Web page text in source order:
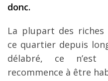
donc.
La plupart des
ce quartier depuis
délabré, ce n’est
recommence à être